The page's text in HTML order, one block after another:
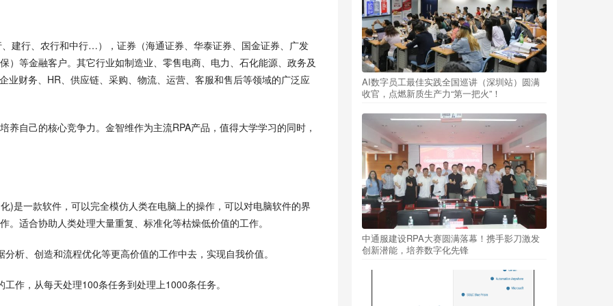
建行、农行和中行…），证券（海通证券、华泰证券、国金证券、广发
等金融客户。其它行业如制造业、零售电商、电力、石化能源、政务及
业财务、HR、供应链、采购、物流、运营、客服和售后等领域的广泛应
自己的核心竞争力。金智维作为主流RPA产品，值得大学学习的同时，
)是一款软件，可以完全模仿人类在电脑上的操作，可以对电脑软件的界
适合协助人类处理大量重复、标准化等枯燥低价值的工作。
析、创造和流程优化等更高价值的工作中去，实现自我价值。
作，从每天处理100条任务到处理上1000条任务。
AI数字员工最佳实践全国巡讲（深圳站）圆满
收官，点燃新质生产力“第一把火”！
中通服建设RPA大赛圆满落幕！携手影刀激发
创新潜能，培养数字化先锋